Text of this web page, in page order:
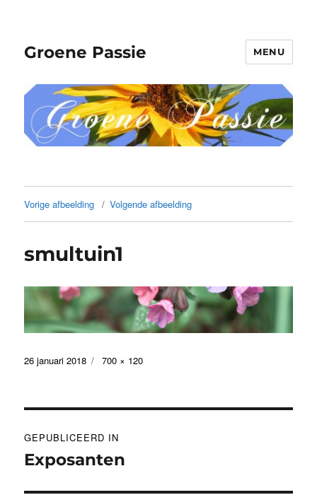
Groene Passie MENU
Vorige afbeelding Volgende afbeelding
smultuin1
Geplaatst
26 januari 2018
Volledige
700 × 120
navigatie
GEPUBLICEERD IN
Exposanten